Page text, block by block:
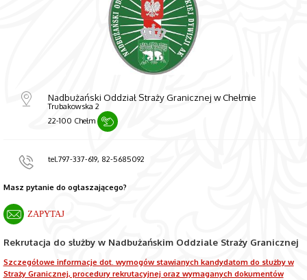
Nadbużański Oddział Straży Granicznej w Chełmie
Trubakowska 2
22-100 Chełm
tel.797-337-619, 82-5685092
Masz pytanie do ogłaszającego?
ZAPYTAJ
Rekrutacja do służby w Nadbużańskim Oddziale Straży Granicznej
Szczegółowe informacje dot. wymogów stawianych kandydatom do służby w
Straży Granicznej, procedury rekrutacyjnej oraz wymaganych dokumentów